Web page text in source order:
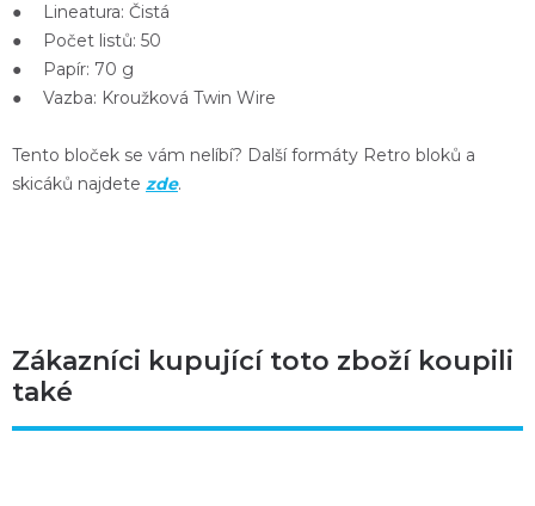
● Lineatura: Čistá
● Počet listů: 50
● Papír: 70 g
● Vazba: Kroužková Twin Wire
Tento bloček se vám nelíbí? Další formáty Retro bloků a
skicáků najdete zde.
Zákazníci kupující toto zboží koupili
také